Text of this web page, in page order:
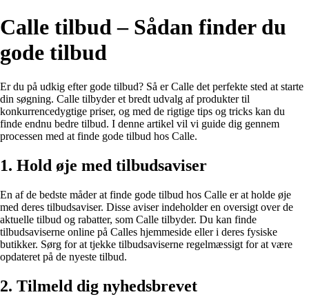
Calle tilbud – Sådan finder du
gode tilbud
Er du på udkig efter gode tilbud? Så er Calle det perfekte sted at starte
din søgning. Calle tilbyder et bredt udvalg af produkter til
konkurrencedygtige priser, og med de rigtige tips og tricks kan du
finde endnu bedre tilbud. I denne artikel vil vi guide dig gennem
processen med at finde gode tilbud hos Calle.
1. Hold øje med tilbudsaviser
En af de bedste måder at finde gode tilbud hos Calle er at holde øje
med deres tilbudsaviser. Disse aviser indeholder en oversigt over de
aktuelle tilbud og rabatter, som Calle tilbyder. Du kan finde
tilbudsaviserne online på Calles hjemmeside eller i deres fysiske
butikker. Sørg for at tjekke tilbudsaviserne regelmæssigt for at være
opdateret på de nyeste tilbud.
2. Tilmeld dig nyhedsbrevet